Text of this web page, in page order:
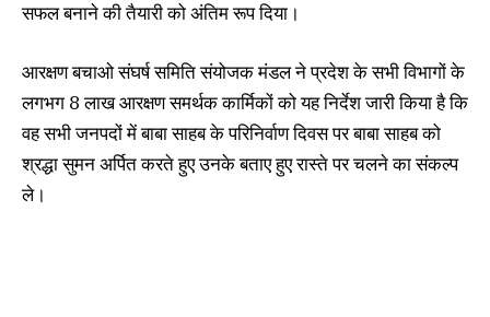
सफल बनाने की तैयारी को अंतिम रूप दिया।
आरक्षण बचाओ संघर्ष समिति संयोजक मंडल ने प्रदेश के सभी विभागों के
लगभग 8 लाख आरक्षण समर्थक कार्मिकों को यह निर्देश जारी किया है कि
वह सभी जनपदों में बाबा साहब के परिनिर्वाण दिवस पर बाबा साहब को
श्रद्धा सुमन अर्पित करते हुए उनके बताए हुए रास्ते पर चलने का संकल्प
ले।